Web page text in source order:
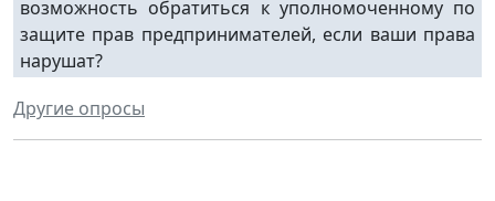
возможность обратиться к уполномоченному по
защите прав предпринимателей, если ваши права
нарушат?
Другие опросы